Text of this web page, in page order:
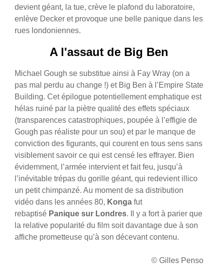
devient géant, la tue, crève le plafond du laboratoire,
enlève Decker et provoque une belle panique dans les
rues londoniennes.
A l'assaut de Big Ben
Michael Gough se substitue ainsi à Fay Wray (on a
pas mal perdu au change !) et Big Ben à l’Empire State
Building. Cet épilogue potentiellement emphatique est
hélas ruiné par la piètre qualité des effets spéciaux
(transparences catastrophiques, poupée à l’effigie de
Gough pas réaliste pour un sou) et par le manque de
conviction des figurants, qui courent en tous sens sans
visiblement savoir ce qui est censé les effrayer. Bien
évidemment, l’armée intervient et fait feu, jusqu’à
l’inévitable trépas du gorille géant, qui redevient illico
un petit chimpanzé. Au moment de sa distribution
vidéo dans les années 80, Konga fut
rebaptisé Panique sur Londres. Il y a fort à parier que
la relative popularité du film soit davantage due à son
affiche prometteuse qu’à son décevant contenu.
© Gilles Penso